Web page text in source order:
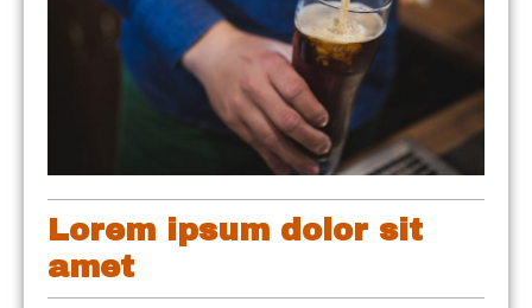
Lorem ipsum dolor sit
amet